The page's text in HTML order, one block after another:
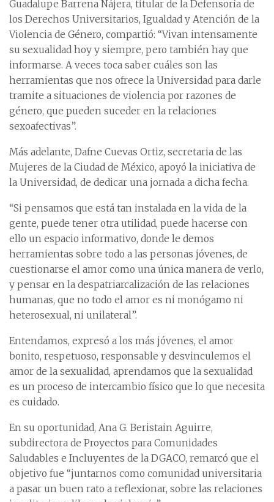
Guadalupe Barrena Nájera, titular de la Defensoría de
los Derechos Universitarios, Igualdad y Atención de la
Violencia de Género, compartió: “Vivan intensamente
su sexualidad hoy y siempre, pero también hay que
informarse. A veces toca saber cuáles son las
herramientas que nos ofrece la Universidad para darle
tramite a situaciones de violencia por razones de
género, que pueden suceder en la relaciones
sexoafectivas”.
Más adelante, Dafne Cuevas Ortiz, secretaria de las
Mujeres de la Ciudad de México, apoyó la iniciativa de
la Universidad, de dedicar una jornada a dicha fecha.
“Si pensamos que está tan instalada en la vida de la
gente, puede tener otra utilidad, puede hacerse con
ello un espacio informativo, donde le demos
herramientas sobre todo a las personas jóvenes, de
cuestionarse el amor como una única manera de verlo,
y pensar en la despatriarcalización de las relaciones
humanas, que no todo el amor es ni monógamo ni
heterosexual, ni unilateral”.
Entendamos, expresó a los más jóvenes, el amor
bonito, respetuoso, responsable y desvinculemos el
amor de la sexualidad, aprendamos que la sexualidad
es un proceso de intercambio físico que lo que necesita
es cuidado.
En su oportunidad, Ana G. Beristain Aguirre,
subdirectora de Proyectos para Comunidades
Saludables e Incluyentes de la DGACO, remarcó que el
objetivo fue “juntarnos como comunidad universitaria
a pasar un buen rato a reflexionar, sobre las relaciones